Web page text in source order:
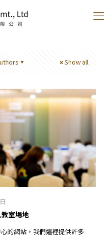
Show all
室場地
的網站，我們這裡提供許多